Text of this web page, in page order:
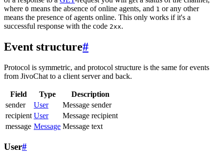
where 0 means the absence of online agents, and 1 or any other
means the presence of agents online. This only works if it's a
successful response with the code 2xx.
Event structure#
Protocol is symmetric, and protocol structure is the same for events
from JivoChat to a client server and back.
Field Type
Description
sender
User
Message sender
recipient User
Message recipient
message Message Message text
User#